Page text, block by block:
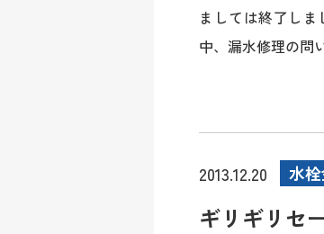
ましては終了し
中、漏水修理の問
2013.12.20 水栓
ギリギリセ